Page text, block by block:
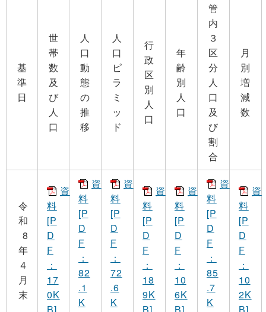
基
準
日
世
帯
数
及
び
人
口
人
口
動
態
の
推
移
人
口
ピ
ラ
ミ
ッ
ド
行
政
区
別
人
口
年
齢
別
人
口
管
内
３
区
分
人
口
及
び
割
合
月
別
増
減
数
令
和
8
年
４
月
末
資
料
[P
D
F
：
17
0K
B]
資
料
[P
D
F
：
82
.1
K
資
料
[P
D
F
：
72
.6
K
資
料
[P
D
F
：
18
9K
B]
資
料
[P
D
F
：
10
6K
B]
資
料
[P
D
F
：
85
.7
K
資
料
[P
D
F
：
10
2K
B]